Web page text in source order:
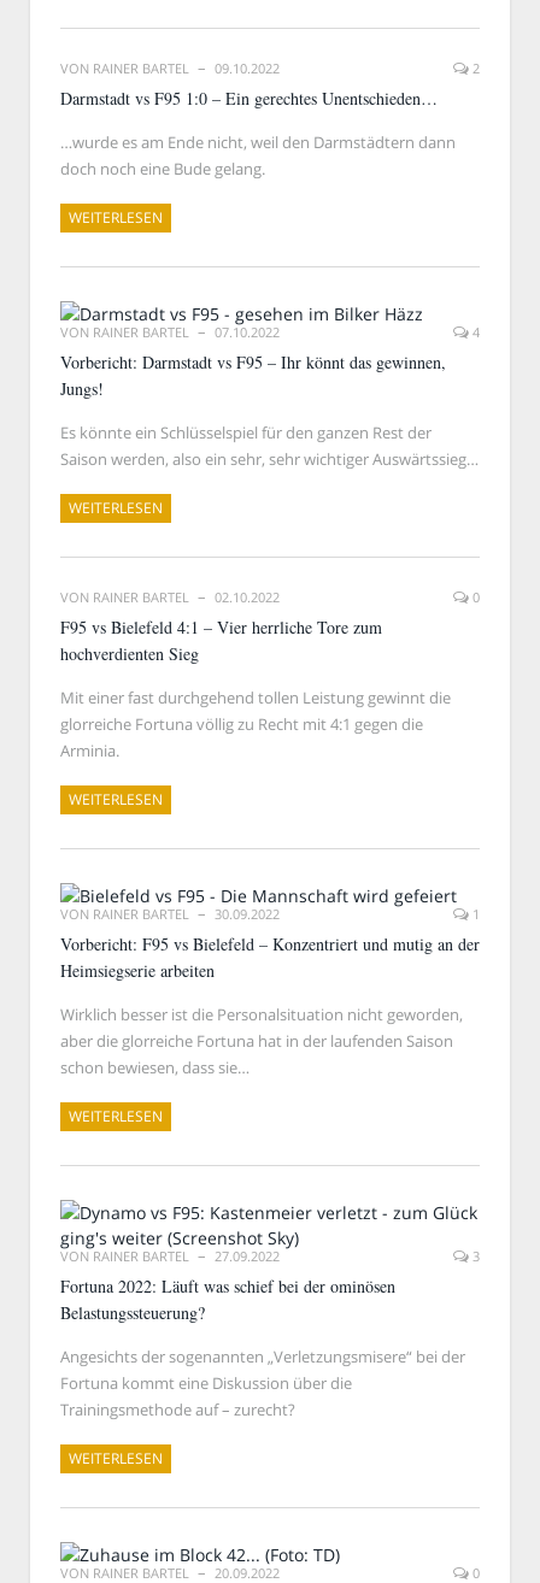
VON RAINER BARTEL 09.10.2022 2
Darmstadt vs F95 1:0 – Ein gerechtes Unentschieden…
…wurde es am Ende nicht, weil den Darmstädtern dann
doch noch eine Bude gelang.
WEITERLESEN
VON RAINER BARTEL 07.10.2022 4
Vorbericht: Darmstadt vs F95 – Ihr könnt das gewinnen,
Jungs!
Es könnte ein Schlüsselspiel für den ganzen Rest der
Saison werden, also ein sehr, sehr wichtiger Auswärtssieg…
WEITERLESEN
VON RAINER BARTEL 02.10.2022 0
F95 vs Bielefeld 4:1 – Vier herrliche Tore zum
hochverdienten Sieg
Mit einer fast durchgehend tollen Leistung gewinnt die
glorreiche Fortuna völlig zu Recht mit 4:1 gegen die
Arminia.
WEITERLESEN
VON RAINER BARTEL 30.09.2022 1
Vorbericht: F95 vs Bielefeld – Konzentriert und mutig an der
Heimsiegserie arbeiten
Wirklich besser ist die Personalsituation nicht geworden,
aber die glorreiche Fortuna hat in der laufenden Saison
schon bewiesen, dass sie…
WEITERLESEN
VON RAINER BARTEL 27.09.2022 3
Fortuna 2022: Läuft was schief bei der ominösen
Belastungssteuerung?
Angesichts der sogenannten „Verletzungsmisere“ bei der
Fortuna kommt eine Diskussion über die
Trainingsmethode auf – zurecht?
WEITERLESEN
VON RAINER BARTEL 20.09.2022 0